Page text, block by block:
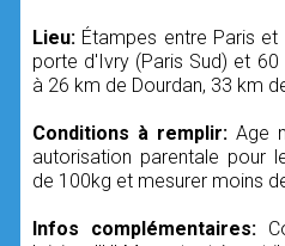
Lieu: Étampes entre Paris
porte d'Ivry (Paris Sud) et
à 26 km de Dourdan, 33 km
Conditions à remplir: Age
autorisation parentale pour
de 100kg et mesurer moins
Infos complémentaires: